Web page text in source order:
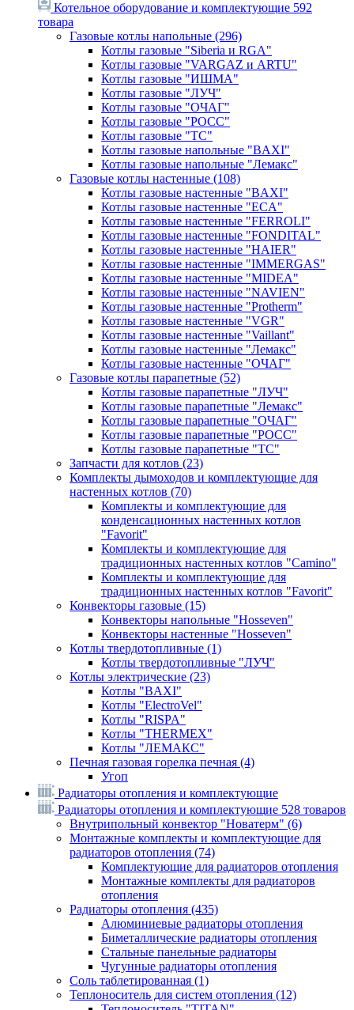
Котельное оборудование и комплектующие 592
товара
Газовые котлы напольные (296)
Котлы газовые "Siberia и RGA"
Котлы газовые "VARGAZ и ARTU"
Котлы газовые "ИШМА"
Котлы газовые "ЛУЧ"
Котлы газовые "ОЧАГ"
Котлы газовые "РОСС"
Котлы газовые "ТС"
Котлы газовые напольные "BAXI"
Котлы газовые напольные "Лемакс"
Газовые котлы настенные (108)
Котлы газовые настенные "BAXI"
Котлы газовые настенные "ECA"
Котлы газовые настенные "FERROLI"
Котлы газовые настенные "FONDITAL"
Котлы газовые настенные "HAIER"
Котлы газовые настенные "IMMERGAS"
Котлы газовые настенные "MIDEA"
Котлы газовые настенные "NAVIEN"
Котлы газовые настенные "Protherm"
Котлы газовые настенные "VGR"
Котлы газовые настенные "Vaillant"
Котлы газовые настенные "Лемакс"
Котлы газовые настенные "ОЧАГ"
Газовые котлы парапетные (52)
Котлы газовые парапетные "ЛУЧ"
Котлы газовые парапетные "Лемакс"
Котлы газовые парапетные "ОЧАГ"
Котлы газовые парапетные "РОСС"
Котлы газовые парапетные "ТС"
Запчасти для котлов (23)
Комплекты дымоходов и комплектующие для
настенных котлов (70)
Комплекты и комплектующие для
конденсационных настенных котлов
"Favorit"
Комплекты и комплектующие для
традиционных настенных котлов "Camino"
Комплекты и комплектующие для
традиционных настенных котлов "Favorit"
Конвекторы газовые (15)
Конвекторы напольные "Hosseven"
Конвекторы настенные "Hosseven"
Котлы твердотопливные (1)
Котлы твердотопливные "ЛУЧ"
Котлы электрические (23)
Котлы "BAXI"
Котлы "ElectroVel"
Котлы "RISPA"
Котлы "THERMEX"
Котлы "ЛЕМАКС"
Печная газовая горелка печная (4)
Угоп
Радиаторы отопления и комплектующие
Радиаторы отопления и комплектующие 528 товаров
Внутрипольный конвектор "Новатерм" (6)
Монтажные комплекты и комплектующие для
радиаторов отопления (74)
Комплектующие для радиаторов отопления
Монтажные комплекты для радиаторов
отопления
Радиаторы отопления (435)
Алюминиевые радиаторы отопления
Биметаллические радиаторы отопления
Стальные панельные радиаторы
Чугунные радиаторы отопления
Соль таблетированная (1)
Теплоноситель для систем отопления (12)